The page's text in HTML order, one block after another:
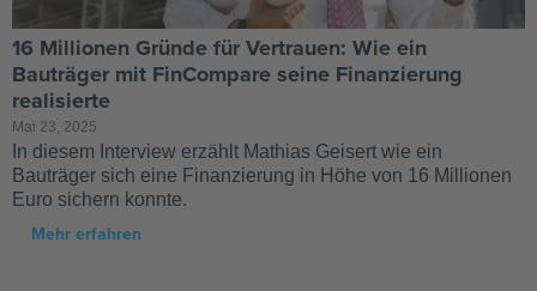
16 Millionen Gründe für Vertrauen: Wie ein
Bauträger mit FinCompare seine Finanzierung
realisierte
Mai 23, 2025
In diesem Interview erzählt Mathias Geisert wie ein
Bauträger sich eine Finanzierung in Höhe von 16 Millionen
Euro sichern konnte.
Mehr erfahren